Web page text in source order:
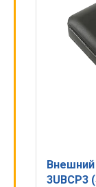
Внешний
3UBCP3
Батареи